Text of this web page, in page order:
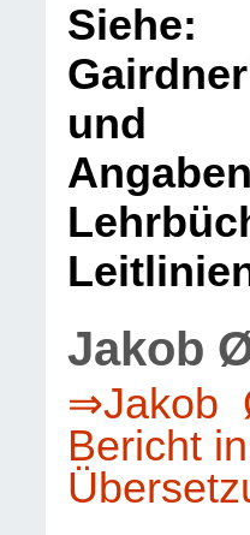
und
Jakob
⇒Jakob
Bericht